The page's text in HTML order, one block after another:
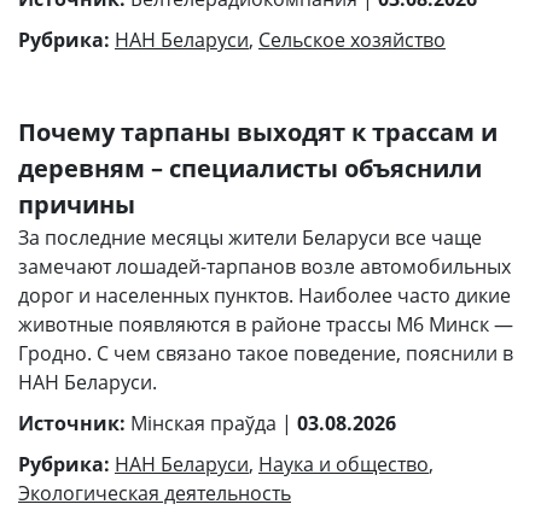
Рубрика: НАН Беларуси, Сельское хозяйство
Почему тарпаны выходят к трассам и
деревням – специалисты объяснили
причины
За последние месяцы жители Беларуси все чаще
замечают лошадей-тарпанов возле автомобильных
дорог и населенных пунктов. Наиболее часто дикие
животные появляются в районе трассы М6 Минск —
Гродно. С чем связано такое поведение, пояснили в
НАН Беларуси.
Источник: Мінская праўда | 03.08.2026
Рубрика: НАН Беларуси, Наука и общество,
Экологическая деятельность